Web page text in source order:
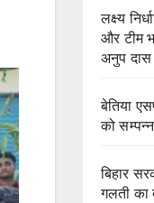
लक्ष्य
और टीम
अनुप दास
बेतिया
को सम्पन्न
बिहार
गलती का